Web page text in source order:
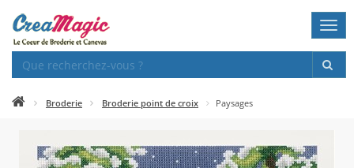
Broderie Broderie point de croix Paysages